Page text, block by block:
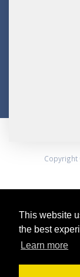
This website
the best
Learn more
Copyright